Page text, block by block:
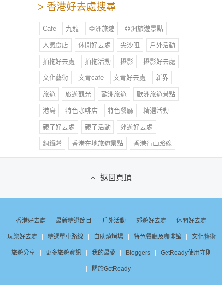
> 香港好去處搜尋
Cafe 九龍 亞洲旅遊 亞洲旅遊景點
人氣食店 休閒好去處 尖沙咀 戶外活動
拍拖好去處 拍拖活動 攝影 攝影好去處
文化藝術 文青cafe 文青好去處 新界
旅遊 旅遊觀光 歐洲旅遊 歐洲旅遊景點
港島 特色咖啡店 特色餐廳 精選活動
親子好去處 親子活動 郊遊好去處
銅鑼灣 香港在地旅遊景點 香港行山路線
返回頁頂
香港好去處 最新精選節目 戶外活動 郊遊好去處 休閒好去處
玩樂好去處 精選單車路線 自助燒烤場 特色餐廳及咖啡館 文化藝術
旅遊分享 更多旅遊資訊 我的最愛 Bloggers GetReady使用守則
關於GetReady